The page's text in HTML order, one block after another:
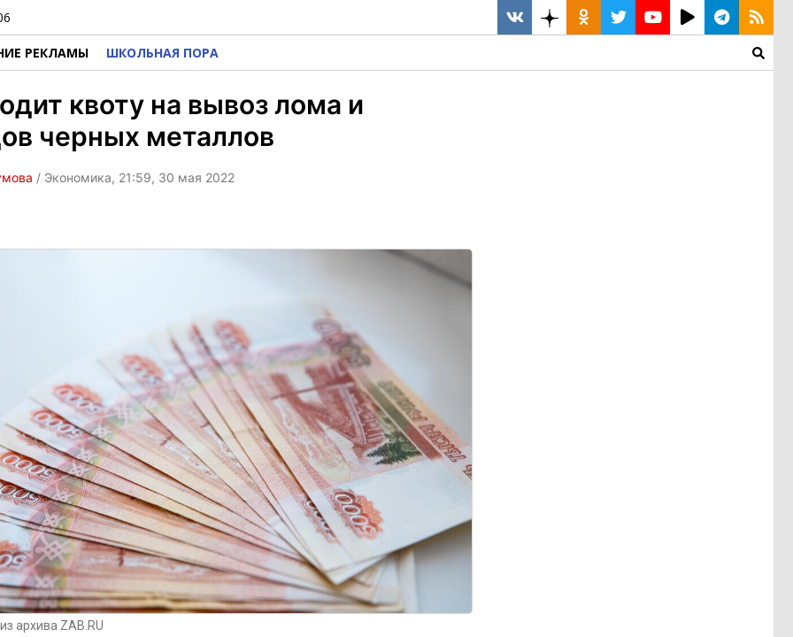
РЕКЛАМЫ ШКОЛЬНАЯ ПОРА
квоту на вывоз лома и
черных металлов
/ Экономика, 21:59, 30 мая 2022
архива ZAB.RU